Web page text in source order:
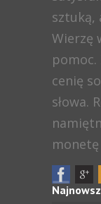
sztuką,
Wierzę
cenię
słowa.